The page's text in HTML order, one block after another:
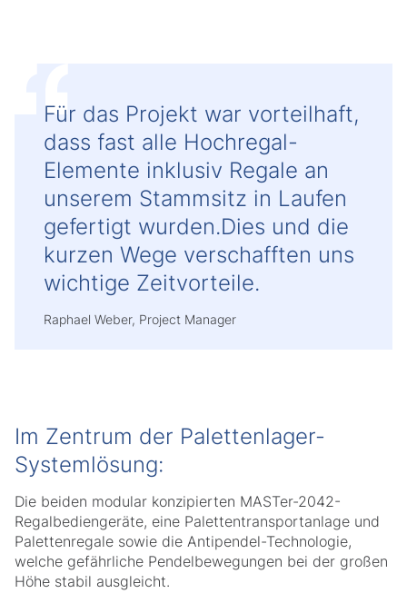
Für das Projekt war vorteilhaft,
dass fast alle Hochregal-
Elemente inklusiv Regale an
unserem Stammsitz in Laufen
gefertigt wurden.Dies und die
kurzen Wege verschafften uns
wichtige Zeitvorteile.
Raphael Weber, Project Manager
Im Zentrum der Palettenlager-
Systemlösung:
Die beiden modular konzipierten MASTer-2042-
Regalbediengeräte, eine Palettentransportanlage und
Palettenregale sowie die Antipendel-Technologie,
welche gefährliche Pendelbewegungen bei der großen
Höhe stabil ausgleicht.